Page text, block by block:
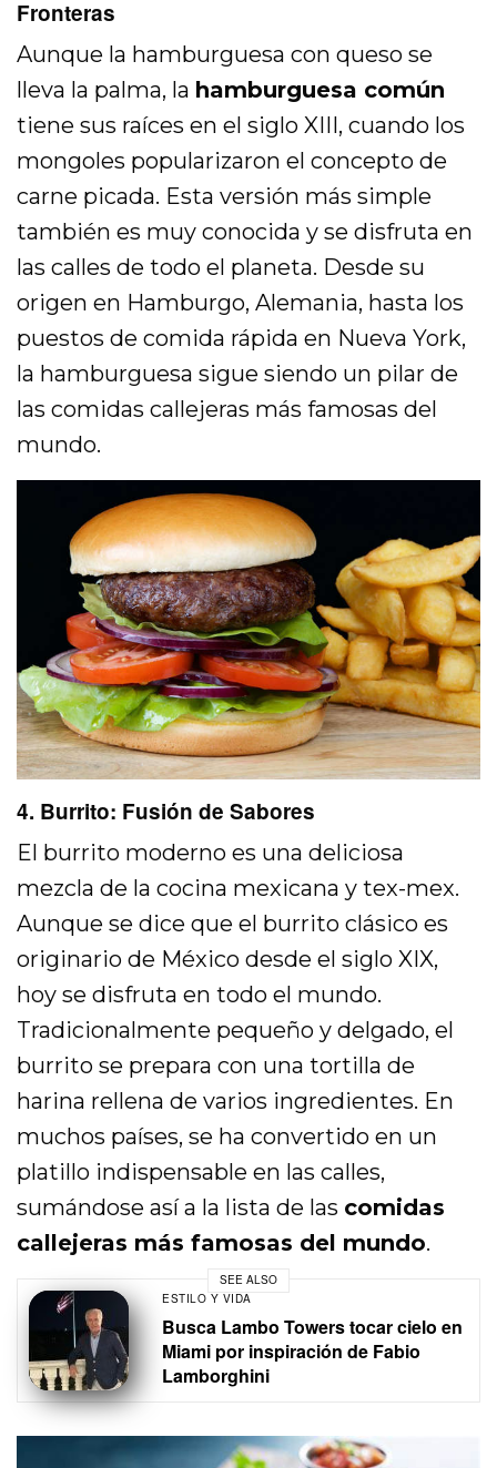
Fronteras
Aunque la hamburguesa con queso se
lleva la palma, la hamburguesa común
tiene sus raíces en el siglo XIII, cuando los
mongoles popularizaron el concepto de
carne picada. Esta versión más simple
también es muy conocida y se disfruta en
las calles de todo el planeta. Desde su
origen en Hamburgo, Alemania, hasta los
puestos de comida rápida en Nueva York,
la hamburguesa sigue siendo un pilar de
las comidas callejeras más famosas del
mundo.
4. Burrito: Fusión de Sabores
El burrito moderno es una deliciosa
mezcla de la cocina mexicana y tex-mex.
Aunque se dice que el burrito clásico es
originario de México desde el siglo XIX,
hoy se disfruta en todo el mundo.
Tradicionalmente pequeño y delgado, el
burrito se prepara con una tortilla de
harina rellena de varios ingredientes. En
muchos países, se ha convertido en un
platillo indispensable en las calles,
sumándose así a la lista de las comidas
callejeras más famosas del mundo.
SEE ALSO
ESTILO Y VIDA
Busca Lambo Towers tocar cielo en
Miami por inspiración de Fabio
Lamborghini